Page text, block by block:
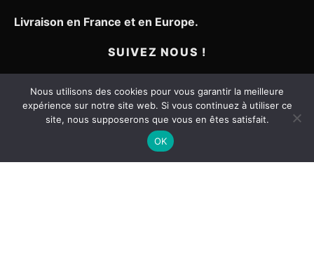
Livraison en France et en Europe.
SUIVEZ NOUS !
Nous utilisons des cookies pour vous garantir la meilleure
expérience sur notre site web. Si vous continuez à utiliser ce
site, nous supposerons que vous en êtes satisfait.
OK